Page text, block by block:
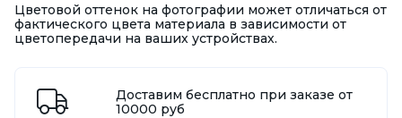
Цветовой оттенок на фотографии может отличаться от
фактического цвета материала в зависимости от
цветопередачи на ваших устройствах.
Доставим бесплатно при заказе от
10000 руб